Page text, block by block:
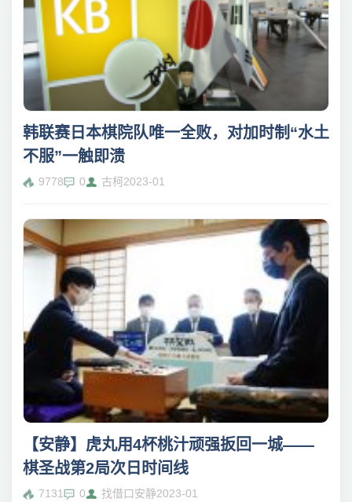
韩联赛日本棋院队唯一全败，对加时制“水土
不服”一触即溃
9778 0 古柯2023-01
【安静】虎丸用4杯桃汁顽强扳回一城——
棋圣战第2局次日时间线
7131 0 找借口安静2023-01